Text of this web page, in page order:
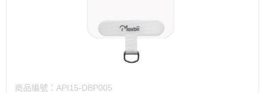
商品編號： API15-DBP005